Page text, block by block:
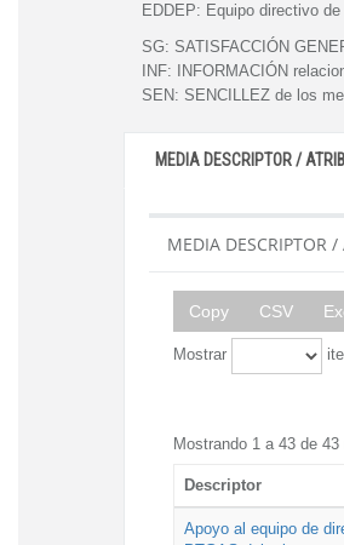
EDDEP: Equipo directivo
SG: SATISFACCIÓN
INF:
INFORMACIÓN
SEN: SENCILLEZ de los
MEDIA DESCRIPTOR /
MEDIA DESCRIPTOR /
Copy CSV
Mostrar
Mostrando 1 a 43 de 43
Descriptor
Apoyo al equipo de